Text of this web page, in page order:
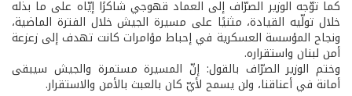
كما توّجه الوزير الصرّاف إلى العماد قهوجي شاكرًا إيّاه على ما بذله
خلال تولّيه القيادة، مثنيًا على مسيرة الجيش خلال الفترة الماضية،
ونجاح المؤسسة العسكرية في إحباط مؤامرات كانت تهدف إلى زعزعة
أمن لبنان واستقراره.
وختم الوزير الصرّاف بالقول: إنّ المسيرة مستمرة والجيش سيبقى
أمانة في أعناقنا، ولن يسمح لأيّ كان بالعبث بالأمن والاستقرار.